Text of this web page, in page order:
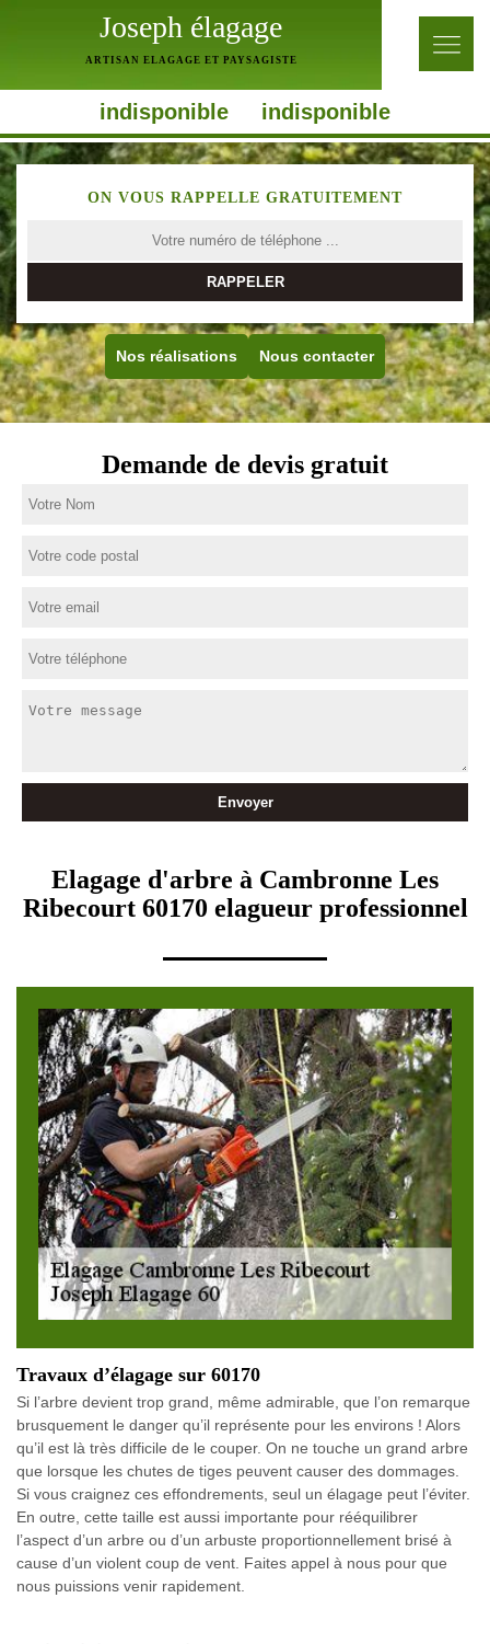
Joseph élagage
ARTISAN ELAGAGE ET PAYSAGISTE
indisponible indisponible
ON VOUS RAPPELLE GRATUITEMENT
Nos réalisations Nous contacter
Demande de devis gratuit
Elagage d'arbre à Cambronne Les
Ribecourt 60170 elagueur professionnel
Travaux d’élagage sur 60170
Si l’arbre devient trop grand, même admirable, que l’on remarque
brusquement le danger qu’il représente pour les environs ! Alors
qu’il est là très difficile de le couper. On ne touche un grand arbre
que lorsque les chutes de tiges peuvent causer des dommages.
Si vous craignez ces effondrements, seul un élagage peut l’éviter.
En outre, cette taille est aussi importante pour rééquilibrer
l’aspect d’un arbre ou d’un arbuste proportionnellement brisé à
cause d’un violent coup de vent. Faites appel à nous pour que
nous puissions venir rapidement.